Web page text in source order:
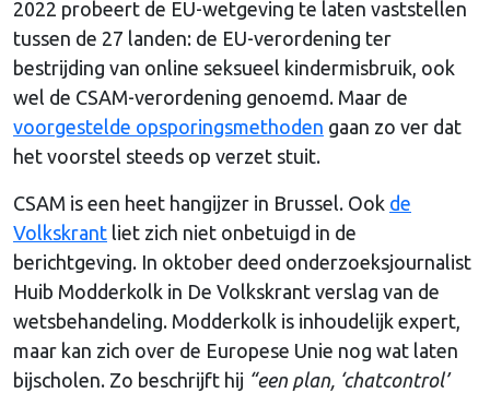
2022 probeert de EU-wetgeving te laten vaststellen
tussen de 27 landen: de EU-verordening ter
bestrijding van online seksueel kindermisbruik, ook
wel de CSAM-verordening genoemd. Maar de
voorgestelde opsporingsmethoden gaan zo ver dat
het voorstel steeds op verzet stuit.
CSAM is een heet hangijzer in Brussel. Ook de
Volkskrant liet zich niet onbetuigd in de
berichtgeving. In oktober deed onderzoeksjournalist
Huib Modderkolk in De Volkskrant verslag van de
wetsbehandeling. Modderkolk is inhoudelijk expert,
maar kan zich over de Europese Unie nog wat laten
bijscholen. Zo beschrijft hij “een plan, ‘chatcontrol’